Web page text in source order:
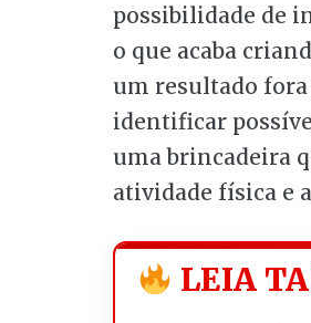
possibilidade de
o que acaba
um resultado
identificar
uma brincadeira
atividade física e
LEIA